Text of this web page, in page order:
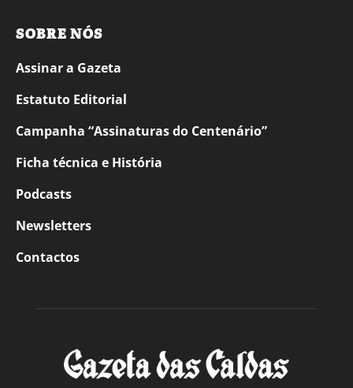
SOBRE NÓS
Assinar a Gazeta
Estatuto Editorial
Campanha “Assinaturas do Centenário”
Ficha técnica e História
Podcasts
Newsletters
Contactos